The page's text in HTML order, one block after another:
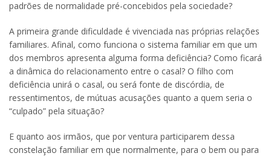
padrões de normalidade pré-concebidos pela sociedade?
A primeira grande dificuldade é vivenciada nas próprias relações
familiares. Afinal, como funciona o sistema familiar em que um
dos membros apresenta alguma forma deficiência? Como ficará
a dinâmica do relacionamento entre o casal? O filho com
deficiência unirá o casal, ou será fonte de discórdia, de
ressentimentos, de mútuas acusações quanto a quem seria o
“culpado” pela situação?
E quanto aos irmãos, que por ventura participarem dessa
constelação familiar em que normalmente, para o bem ou para